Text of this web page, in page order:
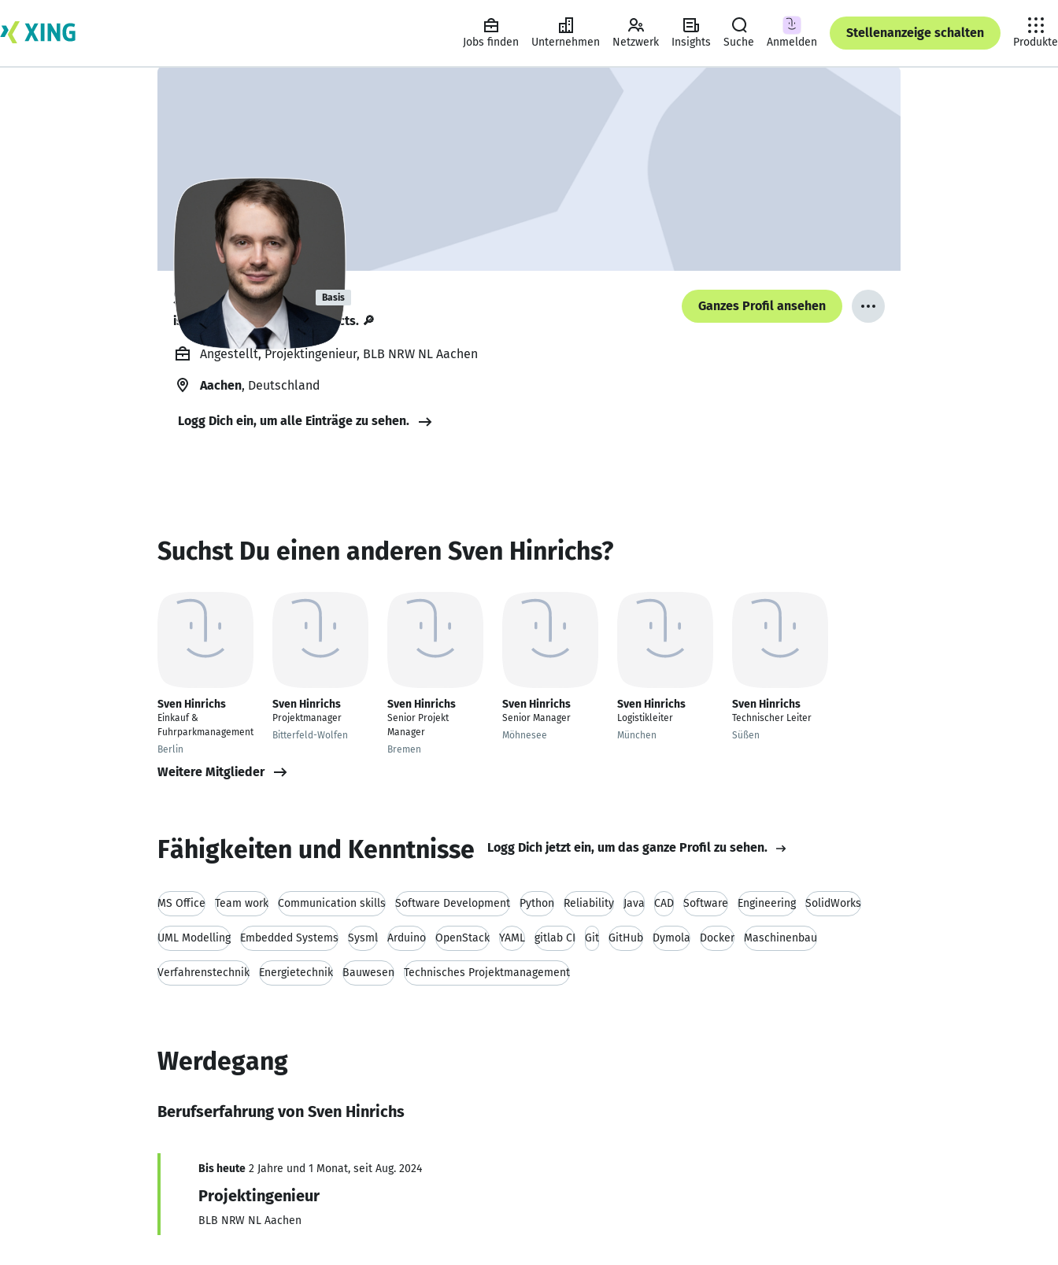
Jobs finden Unternehmen Netzwerk Insights Suche Anmelden
Stellenanzeige schalten
Produkte
Sven Hinrichs Basis
is looking for freelance projects. 🔎
Ganzes Profil ansehen
Angestellt, Projektingenieur, BLB NRW NL Aachen
Aachen, Deutschland
Logg Dich ein, um alle Einträge zu sehen.
Suchst Du einen anderen Sven Hinrichs?
Sven Hinrichs
Einkauf &
Fuhrparkmanagement
Berlin
Sven Hinrichs
Projektmanager
Bitterfeld-Wolfen
Sven Hinrichs
Senior Projekt
Manager
Bremen
Sven Hinrichs
Senior Manager
Möhnesee
Sven Hinrichs
Logistikleiter
München
Sven Hinrichs
Technischer Leiter
Süßen
Weitere Mitglieder
Fähigkeiten und Kenntnisse Logg Dich jetzt ein, um das ganze Profil zu sehen.
MS Office Team work Communication skills Software Development Python Reliability Java CAD Software Engineering SolidWorks
UML Modelling Embedded Systems Sysml Arduino OpenStack YAML gitlab CI Git GitHub Dymola Docker Maschinenbau
Verfahrenstechnik Energietechnik Bauwesen Technisches Projektmanagement
Werdegang
Berufserfahrung von Sven Hinrichs
Bis heute 2 Jahre und 1 Monat, seit Aug. 2024
Projektingenieur
BLB NRW NL Aachen